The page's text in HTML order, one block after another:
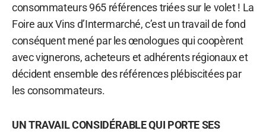
consommateurs 965 références triées sur le volet ! La
Foire aux Vins d’Intermarché, c’est un travail de fond
conséquent mené par les œnologues qui coopèrent
avec vignerons, acheteurs et adhérents régionaux et
décident ensemble des références plébiscitées par
les consommateurs.
UN TRAVAIL CONSIDÉRABLE QUI PORTE SES